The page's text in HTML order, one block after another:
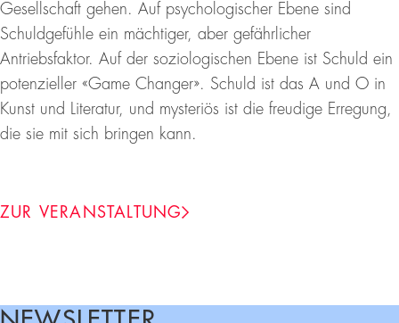
Gesellschaft gehen. Auf psychologischer Ebene sind
Schuldgefühle ein mächtiger, aber gefährlicher
Antriebsfaktor. Auf der soziologischen Ebene ist Schuld ein
potenzieller «Game Changer». Schuld ist das A und O in
Kunst und Literatur, und mysteriös ist die freudige Erregung,
die sie mit sich bringen kann.
ZUR VERANSTALTUNG